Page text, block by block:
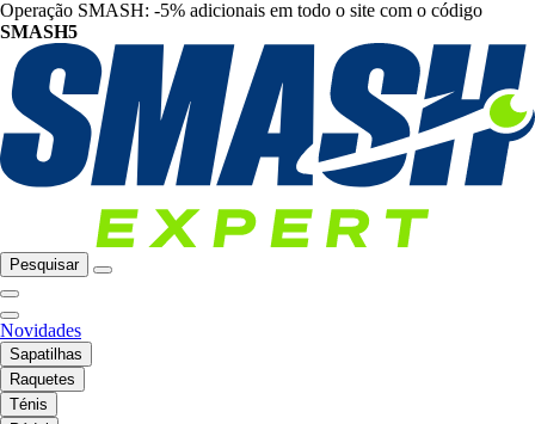
Operação SMASH: -5% adicionais em todo o site com o código
SMASH5
Pesquisar
Novidades
Sapatilhas
Raquetes
Ténis